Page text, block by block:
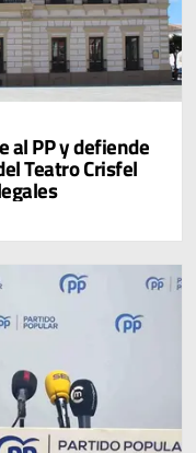
al PP y defiende
Teatro Crisfel